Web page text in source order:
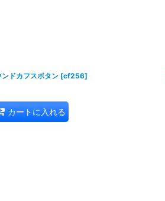
ドカフスボタン [cf256]
カートに入れる